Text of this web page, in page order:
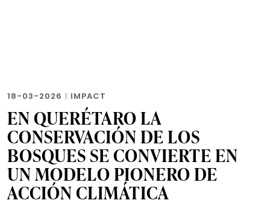
18-03-2026 | IMPACT
EN QUERÉTARO LA
CONSERVACIÓN DE LOS
BOSQUES SE CONVIERTE EN
UN MODELO PIONERO DE
ACCIÓN CLIMÁTICA